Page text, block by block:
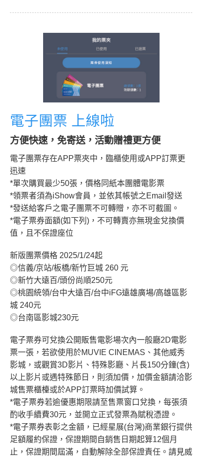
電子團票 上線啦
方便快速，免寄送，活動贈禮更方便
電子團票存在APP票夾中，臨櫃使用或APP訂票更
迅速
*單次購買最少50張，價格同紙本團體電影票
*領票者須為iShow會員，並依其帳號之Email發送
*發送給客戶之電子團票不可轉贈，亦不可截圖。
*電子票券面額(如下列)，不可轉賣亦無現金兌換價
值，且不保證座位
新版團票價格 2025/1/24起
◎信義/京站/板橋/新竹巨城 260 元
◎新竹大遠百/頭份尚順250元
◎桃園統領/台中大遠百/台中iFG遠雄廣場/高雄區影
城 240元
◎台南區影城230元
電子票券可兌換公開販售電影場次內一般廳2D電影
票一張，若欲使用於MUVIE CINEMAS、其他威秀
影城，或觀賞3D影片、特殊影廳、片長150分鐘(含)
以上影片或遇特殊節日，則須加價，加價金額請洽影
城售票櫃檯或於APP訂票時加價試算。
*電子票券若逾優惠期限請至售票窗口兌換，每張須
酌收手續費30元，並開立正式發票為賦稅憑證。
*電子票券表彰之金額，已經星展(台灣)商業銀行提供
足額履約保證，保證期間自銷售日期起算12個月
止，保證期間屆滿，自動解除全部保證責任。請見威